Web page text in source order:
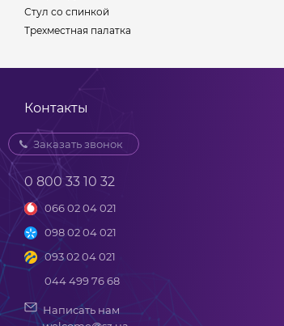
Стул со спинкой
Трехместная палатка
Контакты
Заказать звонок
0 800 33 10 32
066 02 04 021
098 02 04 021
093 02 04 021
044 499 76 68
Написать нам